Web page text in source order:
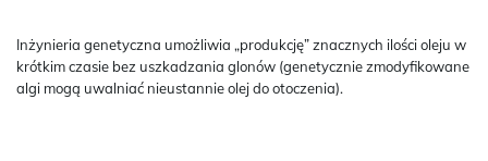
Inżynieria genetyczna umożliwia „produkcję” znacznych ilości oleju w
krótkim czasie bez uszkadzania glonów (genetycznie zmodyfikowane
algi mogą uwalniać nieustannie olej do otoczenia).